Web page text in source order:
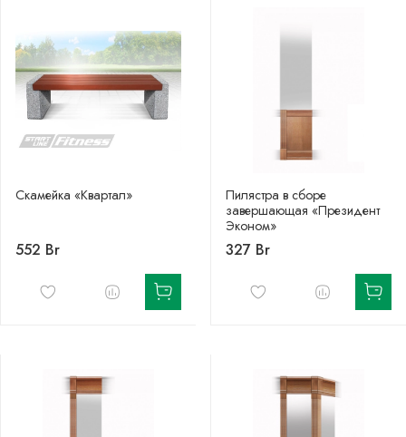
Скамейка «Квартал»
552 Br
Пилястра в сборе
завершающая «Президент
Эконом»
327 Br